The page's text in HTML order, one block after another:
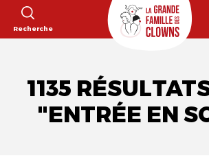
Recherche
1135
"ENTRÉE EN